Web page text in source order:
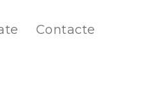
Contacte